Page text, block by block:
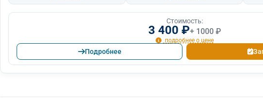
Стоимость:
3 400 ₽+ 1000 ₽
подробнее о цене
Подробнее